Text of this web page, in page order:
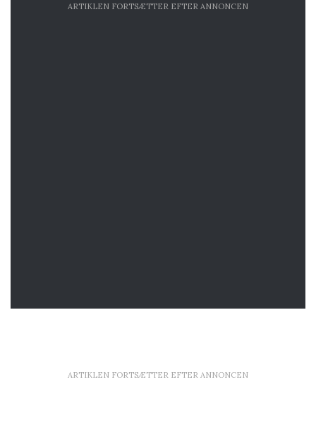
ARTIKLEN FORTSÆTTER EFTER ANNONCEN
ARTIKLEN FORTSÆTTER EFTER ANNONCEN